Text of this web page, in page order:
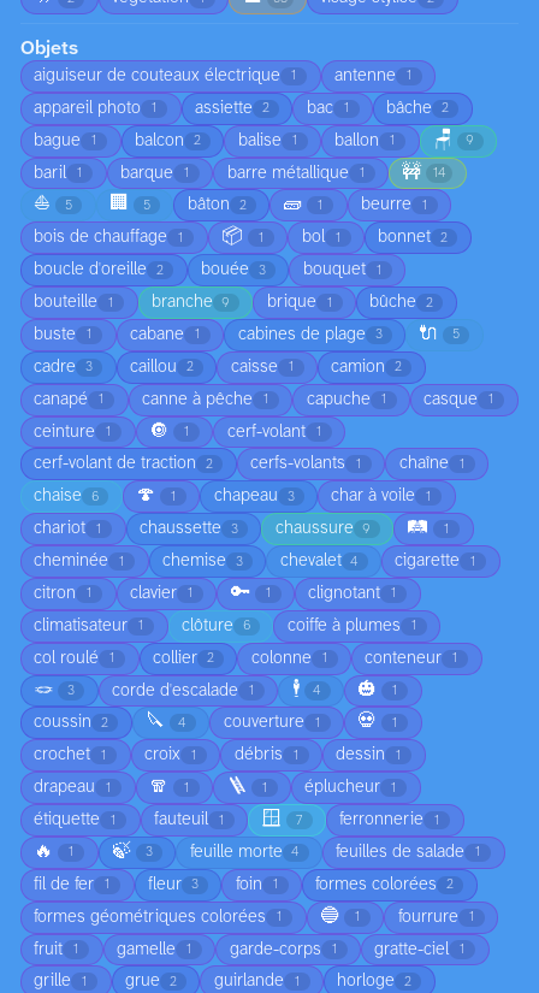
Objets
aiguiseur de couteaux électrique 1 antenne 1
appareil photo 1 assiette 2 bac 1 bâche 2
bague 1 balcon 2 balise 1 ballon 1 🪑 9
baril 1 barque 1 barre métallique 1 🚧 14
⛵ 5 🏢 5 bâton 2 🧱 1 beurre 1
bois de chauffage 1 📦 1 bol 1 bonnet 2
boucle d'oreille 2 bouée 3 bouquet 1
bouteille 1 branche 9 brique 1 bûche 2
buste 1 cabane 1 cabines de plage 3 🔌 5
cadre 3 caillou 2 caisse 1 camion 2
canapé 1 canne à pêche 1 capuche 1 casque 1
ceinture 1 🔘 1 cerf-volant 1
cerf-volant de traction 2 cerfs-volants 1 chaîne 1
chaise 6 🍄 1 chapeau 3 char à voile 1
chariot 1 chaussette 3 chaussure 9 🛤️ 1
cheminée 1 chemise 3 chevalet 4 cigarette 1
citron 1 clavier 1 🔑 1 clignotant 1
climatisateur 1 clôture 6 coiffe à plumes 1
col roulé 1 collier 2 colonne 1 conteneur 1
🪢 3 corde d'escalade 1 🕴️ 4 🎃 1
coussin 2 🔪 4 couverture 1 💀 1
crochet 1 croix 1 débris 1 dessin 1
drapeau 1 🧣 1 🪜 1 éplucheur 1
étiquette 1 fauteuil 1 🪟 7 ferronnerie 1
🔥 1 🍃 3 feuille morte 4 feuilles de salade 1
fil de fer 1 fleur 3 foin 1 formes colorées 2
formes géométriques colorées 1 🔵 1 fourrure 1
fruit 1 gamelle 1 garde-corps 1 gratte-ciel 1
grille 1 grue 2 guirlande 1 horloge 2